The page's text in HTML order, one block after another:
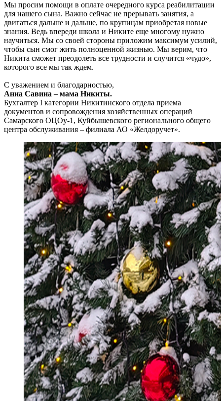
Мы просим помощи в оплате очередного курса реабилитации
для нашего сына. Важно сейчас не прерывать занятия, а
двигаться дальше и дальше, по крупицам приобретая новые
знания. Ведь впереди школа и Никите еще многому нужно
научиться. Мы со своей стороны приложим максимум усилий,
чтобы сын смог жить полноценной жизнью. Мы верим, что
Никита сможет преодолеть все трудности и случится «чудо»,
которого все мы так ждем.
С уважением и благодарностью,
Анна Савина – мама Никиты.
Бухгалтер I категории Никитинского отдела приема
документов и сопровождения хозяйственных операций
Самарского ОЦОу-1, Куйбышевского регионального общего
центра обслуживания – филиала АО «Желдоручет».